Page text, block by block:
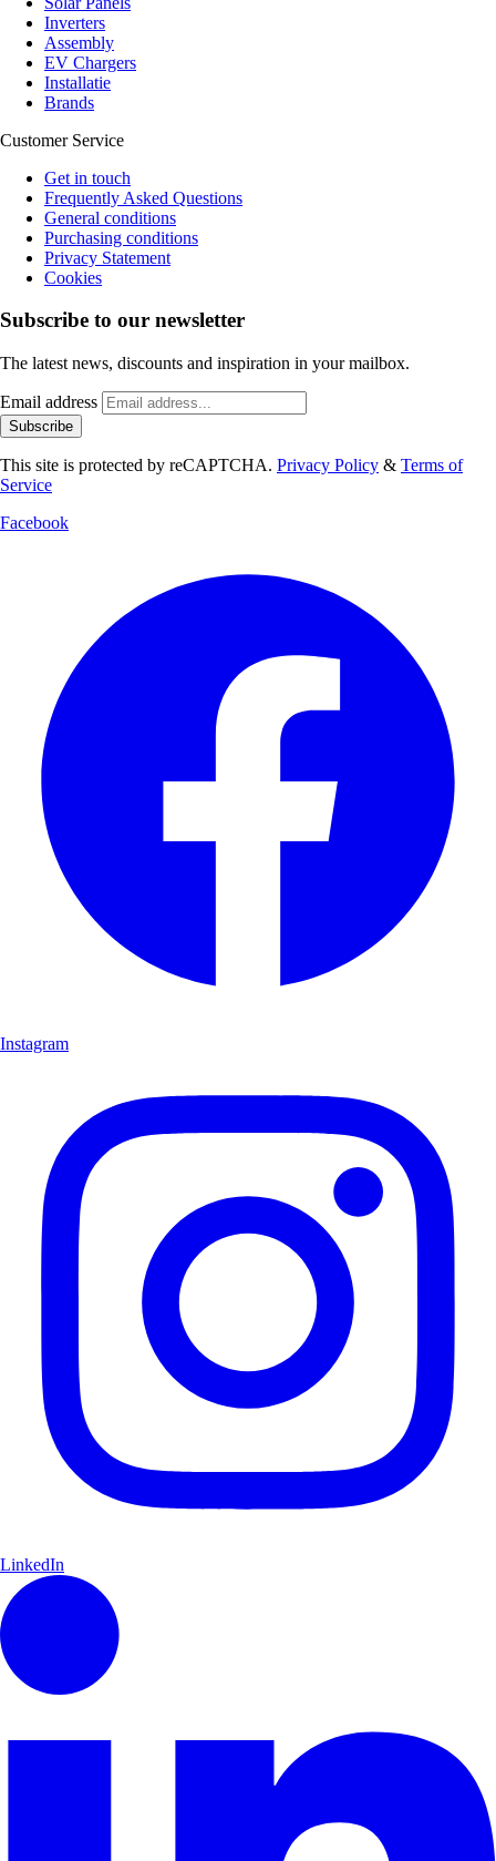
Inverters
Assembly
EV Chargers
Installatie
Brands
Customer Service
Get in touch
Frequently Asked Questions
General conditions
Purchasing conditions
Privacy Statement
Cookies
Subscribe to our newsletter
The latest news, discounts and inspiration in your mailbox.
Email address
Subscribe
This site is protected by reCAPTCHA. Privacy Policy & Terms of
Service
Facebook
Instagram
LinkedIn